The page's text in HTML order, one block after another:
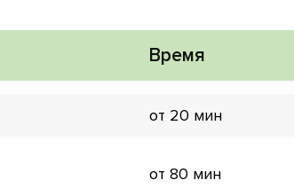
Время
от 20 мин
от 80 мин